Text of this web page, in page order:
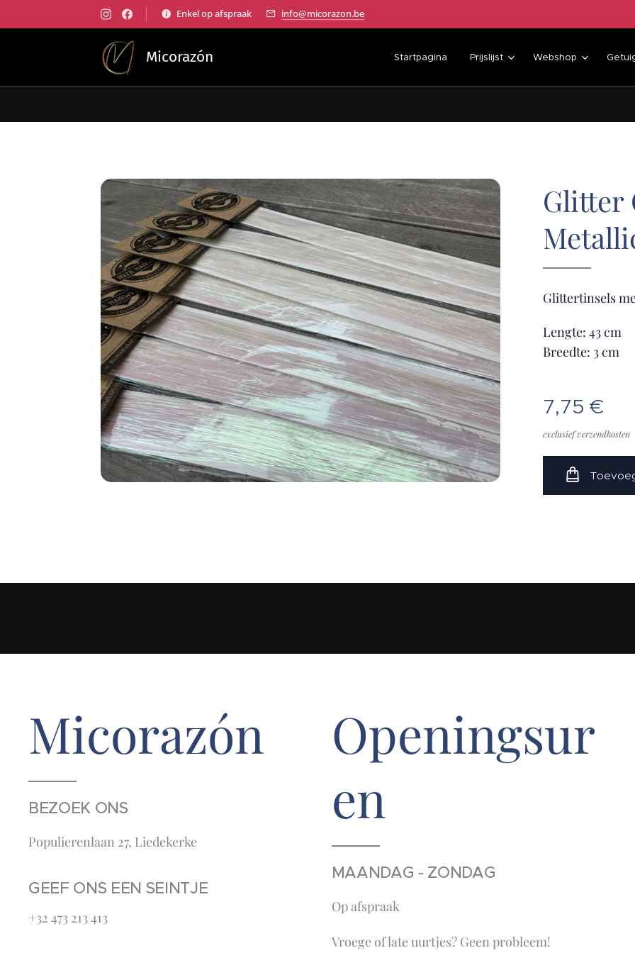
Enkel op afspraak info@micorazon.be
Micorazón Startpagina Prijslijst Webshop
Glitter
Glittertinsels
Lengte: 43 cm
Breedte: 3 cm
7,75 €
exclusief verzendkosten
Micorazón
BEZOEK ONS
Populierenlaan 27, Liedekerke
GEEF ONS EEN SEINTJE
+32 473 213 413‬
Openingsur
en
MAANDAG - ZONDAG
Op afspraak
Vroege of late uurtjes? Geen probleem!